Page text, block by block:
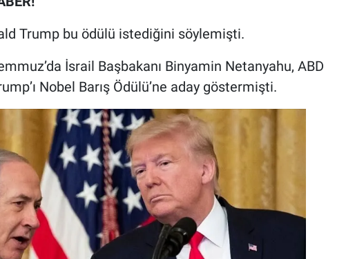
Trump bu ödülü istediğini söylemişti.
İsrail Başbakanı Binyamin Netanyahu, ABD
Nobel Barış Ödülü’ne aday göstermişti.